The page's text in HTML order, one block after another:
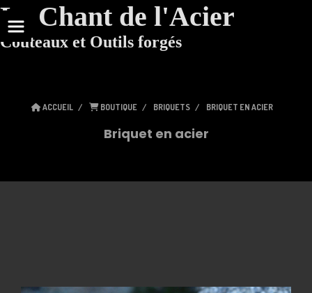
Le Chant de l'Acier
Couteaux et Outils forgés
ACCUEIL BOUTIQUE BRIQUETS BRIQUET EN ACIER
Briquet en acier